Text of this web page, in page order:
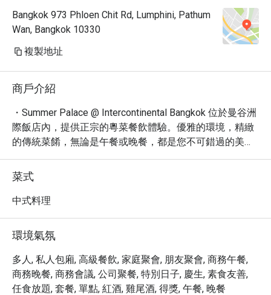
Bangkok 973 Phloen Chit Rd, Lumphini, Pathum
Wan, Bangkok 10330
複製地址
商戶介紹
・Summer Palace @ Intercontinental Bangkok 位於曼谷洲
際飯店內，提供正宗的粵菜餐飲體驗。優雅的環境，精緻
的傳統菜餚，無論是午餐或晚餐，都是您不可錯過的美味
選擇。這裡的蝦餃、松露料理更是深受食客喜愛，成為網
友票選必點佳餚。
・餐廳提供多樣化的菜單，從精緻小點到豐盛主菜，滿足
不同味蕾的需求。無論是與家人朋友聚餐，或是商務宴
內設有停車場，交通便利，讓您輕鬆享受美食。
菜式
中式料理
環境氣氛
多人, 私人包廂, 高級餐飲, 家庭聚會, 朋友聚會, 商務午餐,
商務晚餐, 商務會議, 公司聚餐, 特別日子, 慶生, 素食友善,
任食放題, 套餐, 單點, 紅酒, 雞尾酒, 得獎, 午餐, 晚餐